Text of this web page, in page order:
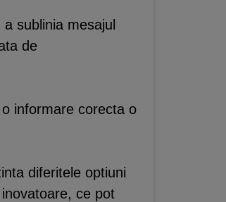
sublinia mesajul
de
informare corecta o
diferitele optiuni
ce pot